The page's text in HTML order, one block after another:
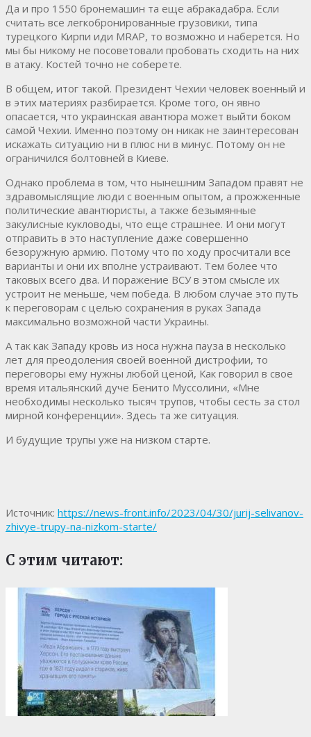
Да и про 1550 бронемашин та еще абракадабра. Если
считать все легкобронированные грузовики, типа
турецкого Кирпи иди МRAP, то возможно и наберется. Но
мы бы никому не посоветовали пробовать сходить на них
в атаку. Костей точно не соберете.
В общем, итог такой. Президент Чехии человек военный и
в этих материях разбирается. Кроме того, он явно
опасается, что украинская авантюра может выйти боком
самой Чехии. Именно поэтому он никак не заинтересован
искажать ситуацию ни в плюс ни в минус. Потому он не
ограничился болтовней в Киеве.
Однако проблема в том, что нынешним Западом правят не
здравомыслящие люди с военным опытом, а прожженные
политические авантюристы, а также безымянные
закулисные кукловоды, что еще страшнее. И они могут
отправить в это наступление даже совершенно
безоружную армию. Потому что по ходу просчитали все
варианты и они их вполне устраивают. Тем более что
таковых всего два. И поражение ВСУ в этом смысле их
устроит не меньше, чем победа. В любом случае это путь
к переговорам с целью сохранения в руках Запада
максимально возможной части Украины.
А так как Западу кровь из носа нужна пауза в несколько
лет для преодоления своей военной дистрофии, то
переговоры ему нужны любой ценой, Как говорил в свое
время итальянский дуче Бенито Муссолини, «Мне
необходимы несколько тысяч трупов, чтобы сесть за стол
мирной конференции». Здесь та же ситуация.
И будущие трупы уже на низком старте.
Источник: https://news-front.info/2023/04/30/jurij-selivanov-
zhivye-trupy-na-nizkom-starte/
С этим читают: